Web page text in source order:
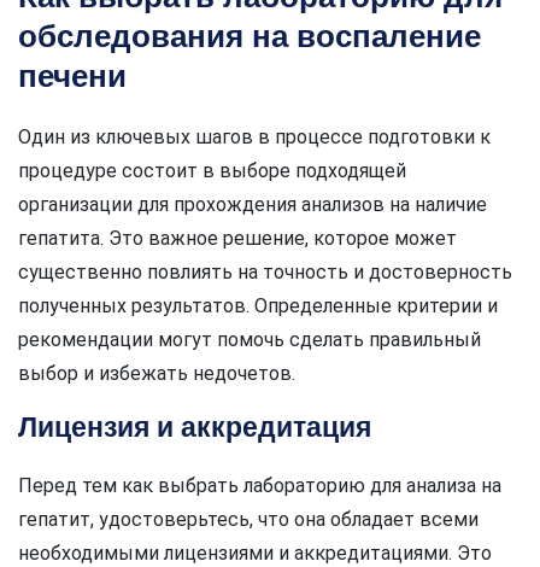
обследования на воспаление
печени
Один из ключевых шагов в процессе подготовки к
процедуре состоит в выборе подходящей
организации для прохождения анализов на наличие
гепатита. Это важное решение, которое может
существенно повлиять на точность и достоверность
полученных результатов. Определенные критерии и
рекомендации могут помочь сделать правильный
выбор и избежать недочетов.
Лицензия и аккредитация
Перед тем как выбрать лабораторию для анализа на
гепатит, удостоверьтесь, что она обладает всеми
необходимыми лицензиями и аккредитациями. Это